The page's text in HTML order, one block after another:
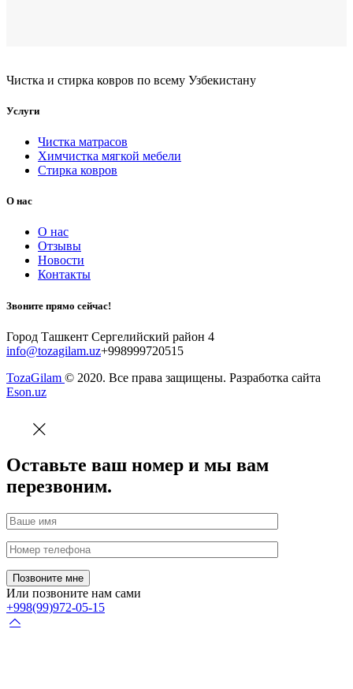
Чистка и стирка ковров по всему Узбекистану
Услуги
Чистка матрасов
Химчистка мягкой мебели
Стирка ковров
О нас
О нас
Отзывы
Новости
Контакты
Звоните прямо сейчас!
Город Ташкент Сергелийский район 4
info@tozagilam.uz+998999720515
TozaGilam © 2020. Все права защищены. Разработка сайта
Eson.uz
Оставьте ваш номер и мы вам
перезвоним.
Или позвоните нам сами
+998(99)972-05-15